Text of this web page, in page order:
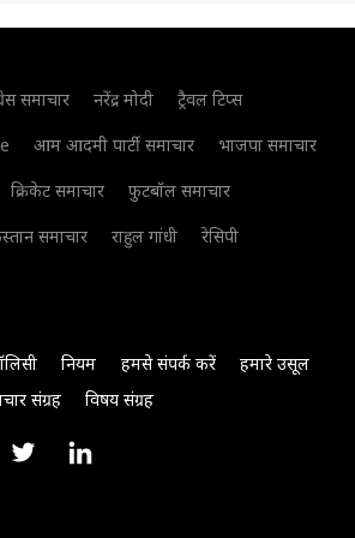
समाचार नरेंद्र मोदी
ट्रैवल टिप्स
आम आदमी पार्टी समाचार
भाजपा समाचार
क्रिकेट समाचार
फुटबॉल समाचार
समाचार राहुल गांधी
रेसिपी
नियम हमसे संपर्क करें
हमारे उसूल
संग्रह विषय संग्रह